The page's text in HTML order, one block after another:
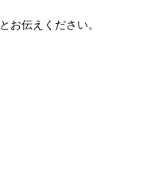
とお伝えください。